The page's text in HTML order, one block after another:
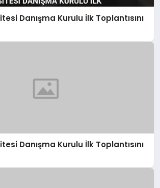
Danışma Kurulu İlk Toplantısını
Danışma Kurulu İlk Toplantısını